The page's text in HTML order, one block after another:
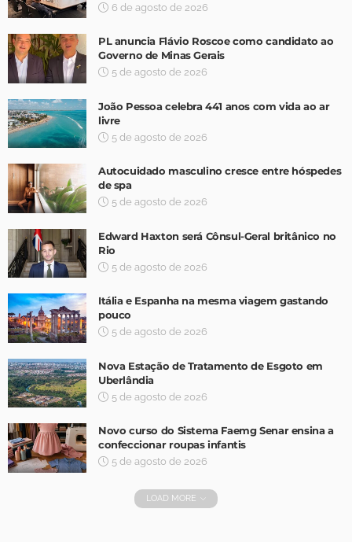
6 de agosto de 2026
PL anuncia Flávio Roscoe como candidato ao
Governo de Minas Gerais
5 de agosto de 2026
João Pessoa celebra 441 anos com vida ao ar
livre
5 de agosto de 2026
Autocuidado masculino cresce entre hóspedes
de spa
5 de agosto de 2026
Edward Haxton será Cônsul-Geral britânico no
Rio
5 de agosto de 2026
Itália e Espanha na mesma viagem gastando
pouco
5 de agosto de 2026
Nova Estação de Tratamento de Esgoto em
Uberlândia
5 de agosto de 2026
Novo curso do Sistema Faemg Senar ensina a
confeccionar roupas infantis
5 de agosto de 2026
LOAD MORE